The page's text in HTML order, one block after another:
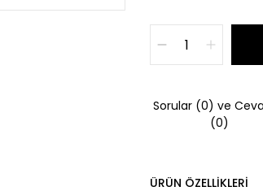
Sorular (0) ve
(0)
ÜRÜN ÖZELLIKLERI